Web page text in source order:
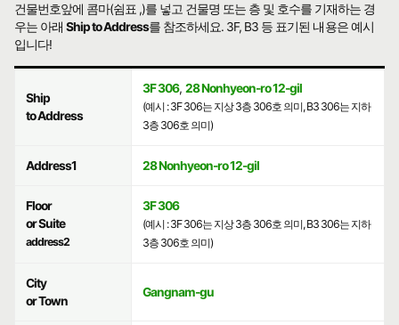
건물번호앞에 콤마(쉼표 ,)를 넣고 건물명 또는 층 및 호수를 기재하는 경
우는 아래Ship to Address를 참조하세요. 3F, B3 등 표기된 내용은 예시
입니다!
Ship
to Address
3F 306, 28 Nonhyeon-ro 12-gil
(예시 : 3F 306는 지상 3층 306호 의미, B3 306는 지하
3층 306호 의미)
Address1 28 Nonhyeon-ro 12-gil
Floor
or Suite
address2
3F 306
(예시 : 3F 306는 지상 3층 306호 의미, B3 306는 지하
3층 306호 의미)
City
or Town
Gangnam-gu